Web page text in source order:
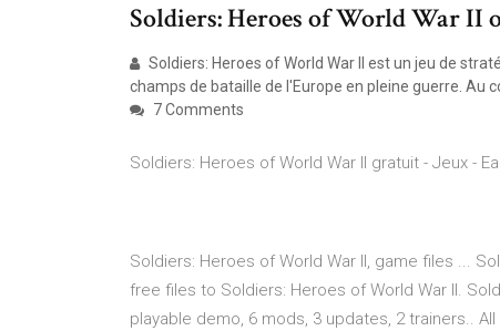
Soldiers: Heroes of World War II
Soldiers: Heroes of World War II est un jeu de
champs de bataille de l'Europe en pleine guerre. Au
7 Comments
Soldiers: Heroes of World War II gratuit - Jeux -
Soldiers: Heroes of World War II, game files ...
free files to Soldiers: Heroes of World War II.
playable demo, 6 mods, 3 updates, 2 trainers..